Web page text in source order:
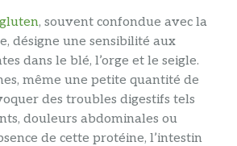
, souvent confondue avec la
désigne une sensibilité aux
dans le blé, l’orge et le seigle.
même une petite quantité de
des troubles digestifs tels
douleurs abdominales ou
de cette protéine, l’intestin